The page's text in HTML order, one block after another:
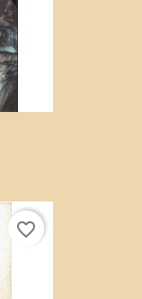
favorite_border